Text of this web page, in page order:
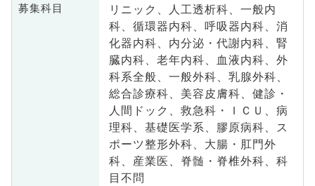
募集科目
リニック、人工透析科、一般内
科、循環器内科、呼吸器内科、消
化器内科、内分泌・代謝内科、腎
臓内科、老年内科、血液内科、外
科系全般、一般外科、乳腺外科、
総合診療科、美容皮膚科、健診・
人間ドック、救急科・ＩＣＵ、病
理科、基礎医学系、膠原病科、ス
ポーツ整形外科、大腸・肛門外
科、産業医、脊髄・脊椎外科、科
目不問